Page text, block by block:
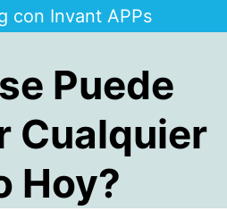
con Invant APPs
Puede
Cualquier
Hoy?